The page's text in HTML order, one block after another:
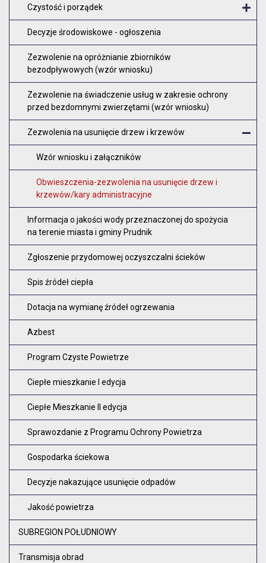
Czystość i porządek
Decyzje środowiskowe - ogłoszenia
Zezwolenie na opróżnianie zbiorników
bezodpływowych (wzór wniosku)
Zezwolenie na świadczenie usług w zakresie ochrony
przed bezdomnymi zwierzętami (wzór wniosku)
Zezwolenia na usunięcie drzew i krzewów
Wzór wniosku i załączników
Obwieszczenia-zezwolenia na usunięcie drzew i
krzewów/kary administracyjne
Informacja o jakości wody przeznaczonej do spożycia
na terenie miasta i gminy Prudnik
Zgłoszenie przydomowej oczyszczalni ścieków
Spis źródeł ciepła
Dotacja na wymianę źródeł ogrzewania
Azbest
Program Czyste Powietrze
Ciepłe mieszkanie I edycja
Ciepłe Mieszkanie II edycja
Sprawozdanie z Programu Ochrony Powietrza
Gospodarka ściekowa
Decyzje nakazujące usunięcie odpadów
Jakość powietrza
SUBREGION POŁUDNIOWY
Transmisja obrad